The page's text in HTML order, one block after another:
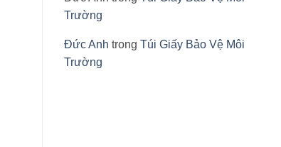
Trường
Đức Anh trong Túi Giấy Bảo Vệ Môi
Trường